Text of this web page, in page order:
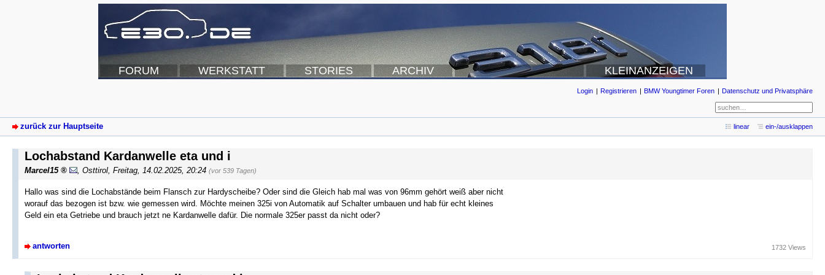
FORUM WERKSTATT STORIES ARCHIV KLEINANZEIGEN
Login Registrieren BMW Youngtimer Foren Datenschutz und Privatsphäre
zurück zur Hauptseite linear ein-/ausklappen
Lochabstand Kardanwelle eta und i
Marcel15 Osttirol Freitag, 14.02.2025, 20:24 (vor 539 Tagen)
Hallo was sind die Lochabstände beim Flansch zur Hardyscheibe? Oder sind die Gleich hab mal was von 96mm gehört weiß aber nicht
worauf das bezogen ist bzw. wie gemessen wird. Möchte meinen 325i von Automatik auf Schalter umbauen und hab für echt kleines
Geld ein eta Getriebe und brauch jetzt ne Kardanwelle dafür. Die normale 325er passt da nicht oder?
antworten 1732 Views